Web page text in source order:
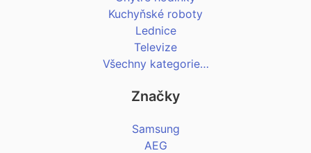
Kuchyňské roboty
Lednice
Televize
Všechny kategorie…
Značky
Samsung
AEG